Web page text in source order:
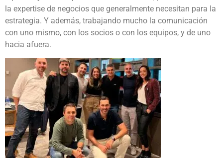
la expertise de negocios que generalmente necesitan para la
estrategia. Y además, trabajando mucho la comunicación
con uno mismo, con los socios o con los equipos, y de uno
hacia afuera.